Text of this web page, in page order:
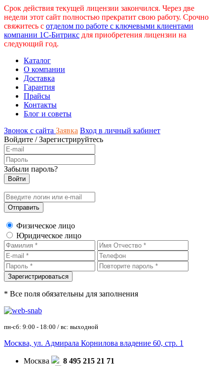
Срок действия текущей лицензии закончился. Через две
недели этот сайт полностью прекратит свою работу. Срочно
свяжитесь с отделом по работе с ключевыми клиентами
компании 1С-Битрикс для приобретения лицензии на
следующий год.
Каталог
О компании
Доставка
Гарантия
Прайсы
Контакты
Блог и советы
Звонок с сайта Заявка Вход в личный кабинет
Войдите /Зарегистрируйтесь
Забыли пароль?
Физическое лицо
Юридическое лицо
* Все поля обязательны для заполнения
пн-сб: 9:00 - 18:00 / вс: выходной
Москва, ул. Адмирала Корнилова владение 60, стр. 1
Москва
8 495 215 21 71